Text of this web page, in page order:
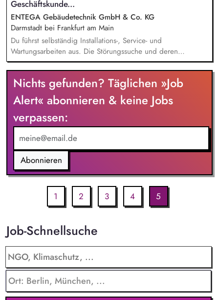
gemeinsam mit dem Kunden durch.
Geschäftskunde...
ENTEGA Gebäudetechnik GmbH & Co. KG
Darmstadt bei Frankfurt am Main
Du führst selbständig Installations-, Service- und
Wartungsarbeiten aus. Die Störungssuche und deren
Beseitigung führst du selbstständig durch. Du berätst und
betreust unsere Kunden hinsichtlich optimaler Einstellungen
der zugeteilten Kundenanlagen. Das Erstellen von
qualifizierten Service- und Wartungsberichten wird ebenfalls
Teil deiner Aufgabe werden. Du nimmst an der
turnusmäßigen Rufbereitschaft teil.
Nichts gefunden? Täglichen »Job
Alert« abonnieren & keine Jobs
verpassen:
Abonnieren
1 2 3 4 5
Job-Schnellsuche